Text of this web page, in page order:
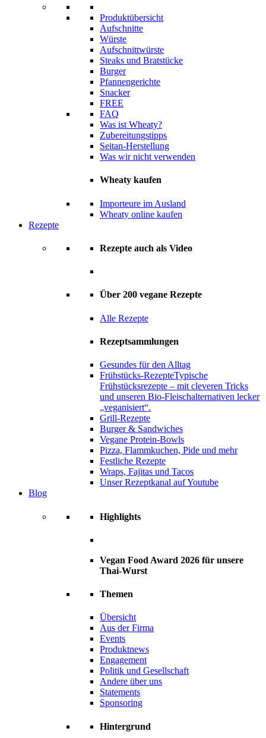
Produktübersicht
Aufschnitte
Würste
Aufschnittwürste
Steaks und Bratstücke
Burger
Pfannengerichte
Snacker
FREE
FAQ
Was ist Wheaty?
Zubereitungstipps
Seitan-Herstellung
Was wir nicht verwenden
Wheaty kaufen
Importeure im Ausland
Wheaty online kaufen
Rezepte
Rezepte auch als Video
Über 200 vegane Rezepte
Alle Rezepte
Rezeptsammlungen
Gesundes für den Alltag
Frühstücks-RezepteTypische
Frühstücksrezepte – mit cleveren Tricks
und unseren Bio-Fleischalternativen lecker
„veganisiert“.
Grill-Rezepte
Burger & Sandwiches
Vegane Protein-Bowls
Pizza, Flammkuchen, Pide und mehr
Festliche Rezepte
Wraps, Fajitas und Tacos
Unser Rezeptkanal auf Youtube
Blog
Highlights
Vegan Food Award 2026 für unsere
Thai-Wurst
Themen
Übersicht
Aus der Firma
Events
Produktnews
Engagement
Politik und Gesellschaft
Andere über uns
Statements
Sponsoring
Hintergrund